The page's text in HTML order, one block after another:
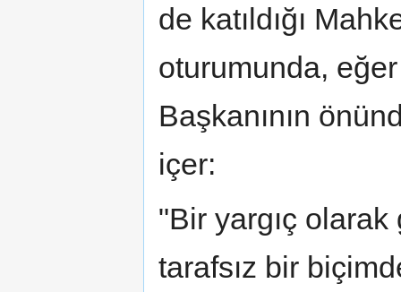
de katıldığı
oturumunda,
Başkanının
içer:
"Bir yargıç olarak
tarafsız bir